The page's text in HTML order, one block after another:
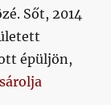
Sőt, 2014
épüljön,